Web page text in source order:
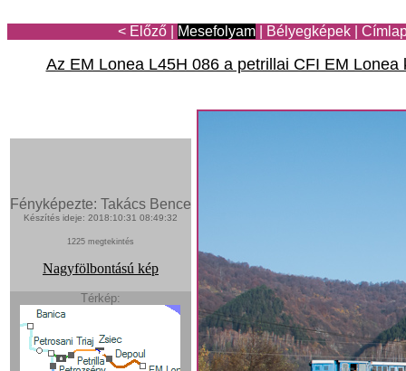
< Előző Mesefolyam Bélyegképek
Az EM Lonea L45H 086 a petrillai CFI EM
Fényképezte: Takács Bence
Készítés ideje: 2018:10:31 08:49:32
1225 megtekintés
Nagyfölbontású kép
Térkép: